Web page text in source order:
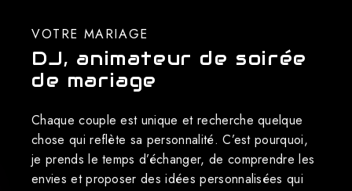
VOTRE MARIAGE
DJ, animateur de soirée
de mariage
Chaque couple est unique et recherche quelque
chose qui reflète sa personnalité. C’est pourquoi,
je prends le temps d’échanger, de comprendre les
envies et proposer des idées personnalisées qui